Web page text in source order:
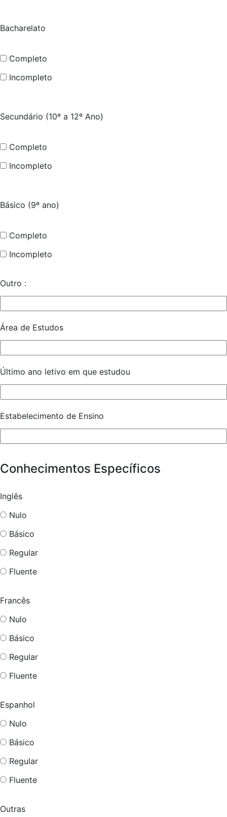
Bacharelato
Completo
Incompleto
Secundário (10º a 12º Ano)
Completo
Incompleto
Básico (9º ano)
Completo
Incompleto
Outro :
Área de Estudos
Último ano letivo em que estudou
Estabelecimento de Ensino
Conhecimentos Específicos
Inglês
Nulo
Básico
Regular
Fluente
Francês
Nulo
Básico
Regular
Fluente
Espanhol
Nulo
Básico
Regular
Fluente
Outras